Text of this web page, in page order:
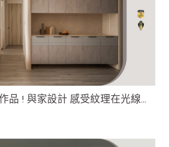
品 ! 與家設計 感受紋理在光線作
效果